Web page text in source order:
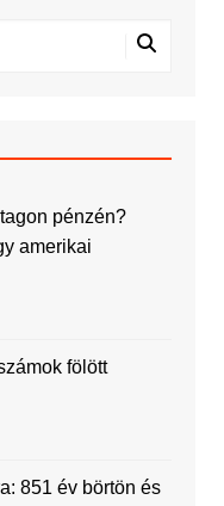
pénzén?
amerikai
fölött
851 év börtön és